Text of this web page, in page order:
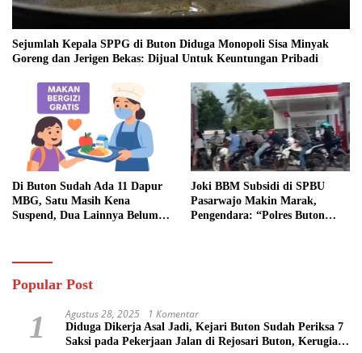
Sejumlah Kepala SPPG di Buton Diduga Monopoli Sisa Minyak
Goreng dan Jerigen Bekas: Dijual Untuk Keuntungan Pribadi
Di Buton Sudah Ada 11 Dapur
MBG, Satu Masih Kena
Suspend, Dua Lainnya Belum
Joki BBM Subsidi di SPBU
Pasarwajo Makin Marak,
Pengendara: “Polres Buton
Popular Post
1 Agustus 28, 2025 1 Komentar
Diduga Dikerja Asal Jadi, Kejari Buton Sudah Periksa 7
Saksi pada Pekerjaan Jalan di Rejosari Buton, Kerugian